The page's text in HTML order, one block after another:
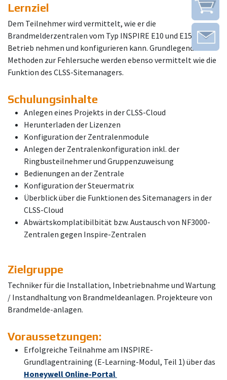
Lernziel
Dem Teilnehmer wird vermittelt, wie er die
Brandmelderzentralen vom Typ INSPIRE E10 und E15 in
Betrieb nehmen und konfigurieren kann. Grundlegende
Methoden zur Fehlersuche werden ebenso vermittelt wie die
Funktion des CLSS-Sitemanagers.
Schulungsinhalte
Anlegen eines Projekts in der CLSS-Cloud
Herunterladen der Lizenzen
Konfiguration der Zentralenmodule
Anlegen der Zentralenkonfiguration inkl. der
Ringbusteilnehmer und Gruppenzuweisung
Bedienungen an der Zentrale
Konfiguration der Steuermatrix
Überblick über die Funktionen des Sitemanagers in der
CLSS-Cloud
Abwärtskomplatibilbität bzw. Austausch von NF3000-
Zentralen gegen Inspire-Zentralen
Zielgruppe
Techniker für die Installation, Inbetriebnahme und Wartung
/ Instandhaltung von Brandmeldeanlagen. Projekteure von
Brandmelde-anlagen.
Voraussetzungen:
Erfolgreiche Teilnahme am INSPIRE-
Grundlagentraining (E-Learning-Modul, Teil 1) über das
Honeywell Online-Portal